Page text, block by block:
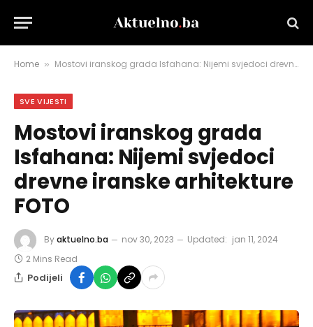
Home » Mostovi iranskog grada Isfahana: Nijemi svjedoci drevne iranske arhitekture FOTO
SVE VIJESTI
Mostovi iranskog grada
Isfahana: Nijemi svjedoci
drevne iranske arhitekture
FOTO
Byaktuelno.ba nov 30, 2023 Updated: jan 11, 2024
2 Mins Read
Podijeli